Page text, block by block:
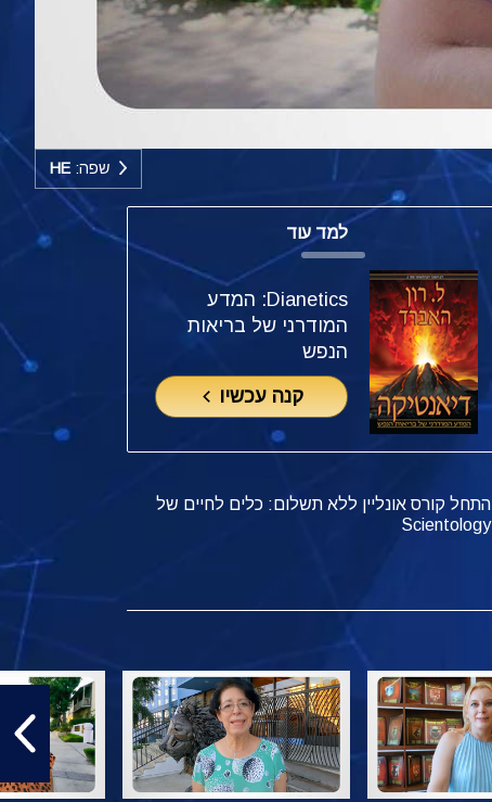
שפה:HE
למד עוד
Dianetics: המדע
המודרני של בריאות
הנפש
קנה עכשיו
התחל קורס אונליין ללא תשלום: כלים לחיים של
Scientology